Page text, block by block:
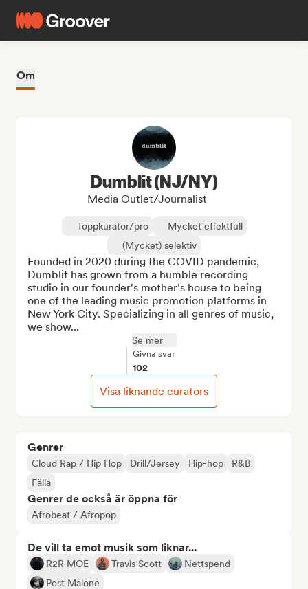
Om
Genrer
Cloud Rap / Hip Hop Drill/Jersey Hip-hop
R&B
Fälla
Genrer de också är öppna för
Afrobeat / Afropop
De vill ta emot musik som liknar...
R2R MOE Travis Scott
Nettspend
Post Malone
Dumblit (NJ/NY)
Media Outlet/Journalist
Toppkurator/pro
Mycket effektfull
(Mycket) selektiv
Founded in 2020 during the COVID pandemic,
Dumblit has grown from a humble recording
studio in our founder's mother's house to being
one of the leading music promotion platforms in
New York City. Specializing in all genres of music,
we show...
Se mer
Givna svar
102
Visa liknande curators